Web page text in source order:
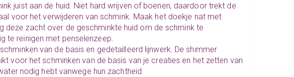
juist aan de huid. Niet hard wrijven of boenen, daardoor trekt de
voor het verwijderen van schmink. Maak het doekje nat met
deze zacht over de geschminkte huid om de schmink te
te reinigen met penselenzeep.
van de basis en gedetailleerd lijnwerk. Deshimmer
voor het schminken van de basis van je creaties en het zetten van
nodig hebt vanwege hun zachtheid.